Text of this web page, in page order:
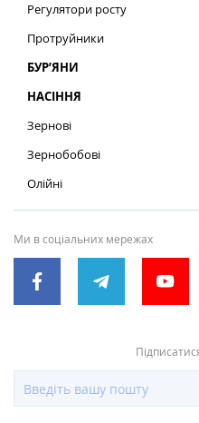
Регулятори росту
Протруйники
БУР’ЯНИ
НАСІННЯ
Зернові
Зернобобові
Олійні
Ми в соціальних мережах